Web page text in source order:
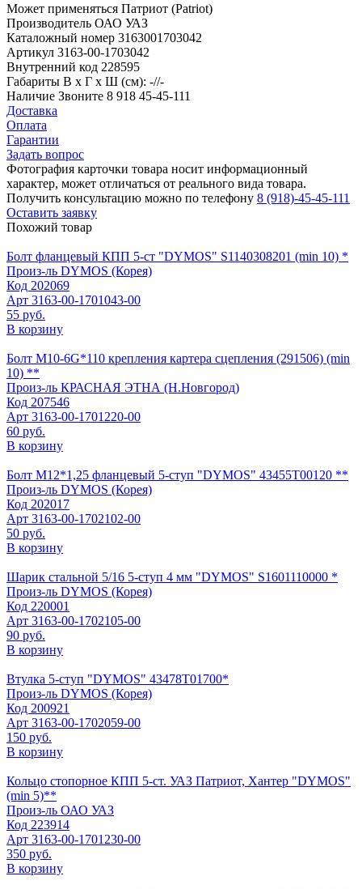
Может применяться Патриот (Patriot)
Производитель ОАО УАЗ
Каталожный номер 3163001703042
Артикул 3163-00-1703042
Внутренний код 228595
Габариты В х Г х Ш (см): -//-
Наличие Звоните 8 918 45-45-111
Доставка
Оплата
Гарантии
Задать вопрос
Фотография карточки товара носит информационный
характер, может отличаться от реального вида товара.
Получить консультацию можно по телефону 8 (918)-45-45-111
Оставить заявку
Похожий товар
Болт фланцевый КПП 5-ст "DYMOS" S1140308201 (min 10) *
Произ-ль DYMOS (Корея)
Код 202069
Арт 3163-00-1701043-00
55 руб.
В корзину
Болт М10-6G*110 крепления картера сцепления (291506) (min
10) **
Произ-ль КРАСНАЯ ЭТНА (Н.Новгород)
Код 207546
Арт 3163-00-1701220-00
60 руб.
В корзину
Болт М12*1,25 фланцевый 5-ступ "DYMOS" 43455Т00120 **
Произ-ль DYMOS (Корея)
Код 202017
Арт 3163-00-1702102-00
50 руб.
В корзину
Шарик стальной 5/16 5-ступ 4 мм "DYMOS" S1601110000 *
Произ-ль DYMOS (Корея)
Код 220001
Арт 3163-00-1702105-00
90 руб.
В корзину
Втулка 5-ступ "DYMOS" 43478Т01700*
Произ-ль DYMOS (Корея)
Код 200921
Арт 3163-00-1702059-00
150 руб.
В корзину
Кольцо стопорное КПП 5-ст. УАЗ Патриот, Хантер "DYMOS"
(min 5)**
Произ-ль ОАО УАЗ
Код 223914
Арт 3163-00-1701230-00
350 руб.
В корзину